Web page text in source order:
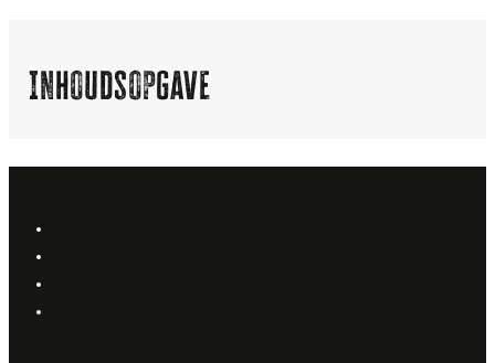
Inhoudsopgave